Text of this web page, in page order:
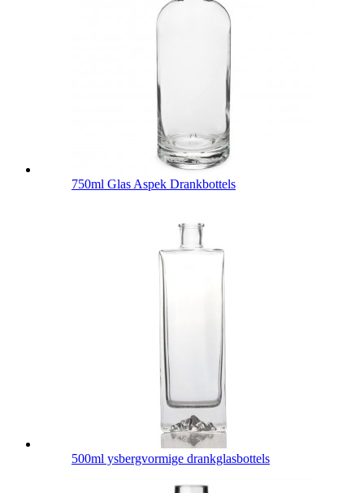
750ml Glas Aspek Drankbottels
500ml ysbergvormige drankglasbottels